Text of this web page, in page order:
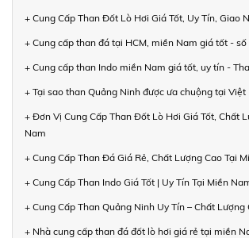
+ Cung Cấp Than Đốt Lò Hơi Giá Tốt, Uy Tín, Giao
+ Cung cấp than đá tại HCM, miền Nam giá tốt -
+ Cung cấp than Indo miền Nam giá tốt, uy tín -
+ Tại sao than Quảng Ninh được ưa chuộng tại Việt
+ Đơn Vị Cung Cấp Than Đốt Lò Hơi Giá Tốt, Chất
Nam
+ Cung Cấp Than Đá Giá Rẻ, Chất Lượng Cao Tại
+ Cung Cấp Than Indo Giá Tốt | Uy Tín Tại Miền
+ Cung Cấp Than Quảng Ninh Uy Tín – Chất Lượng
+ Nhà cung cấp than đá đốt lò hơi giá rẻ tại miền